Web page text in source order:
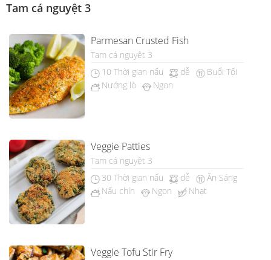
Tam cá nguyệt 3
Parmesan Crusted Fish
Tam cá nguyệt 3
10 Thời gian nấu
dễ
Buổi Tối
Nướng lò
Ngon
Veggie Patties
Tam cá nguyệt 3
30 Thời gian nấu
dễ
Ăn Sáng
Nấu chín
Ngon Nhạt
Veggie Tofu Stir Fry